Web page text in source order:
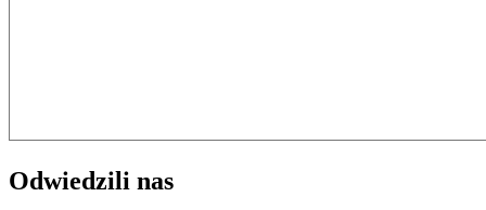
Odwiedzili nas